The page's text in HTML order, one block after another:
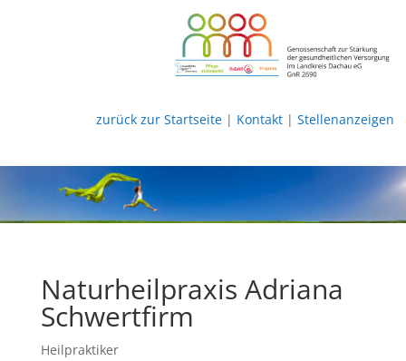
zurück zur Startseite| Kontakt| Stellenanzeigen
Naturheilpraxis Adriana
Schwertfirm
Heilpraktiker